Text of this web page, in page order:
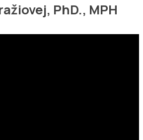
PhD., MPH